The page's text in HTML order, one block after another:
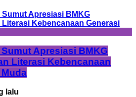
Apresiasi BMKG
Literasi Kebencanaan
lalu